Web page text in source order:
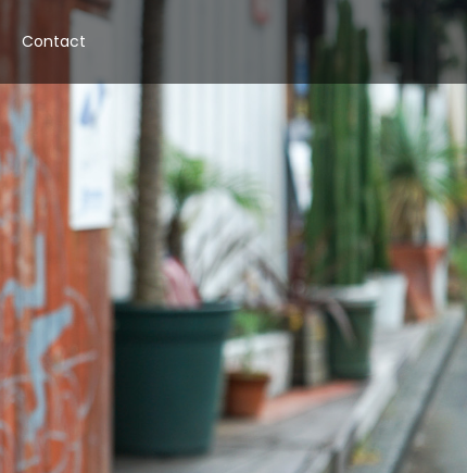
Contact